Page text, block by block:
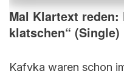
Mal Klartext reden:
klatschen“ (Single)
Kafvka waren schon